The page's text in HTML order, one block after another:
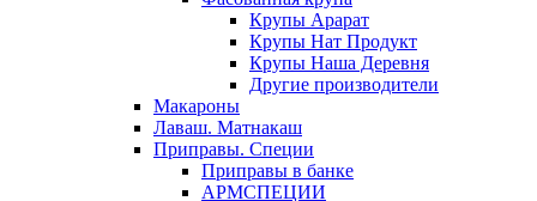
Крупы Арарат
Крупы Нат Продукт
Крупы Наша Деревня
Другие производители
Макароны
Лаваш. Матнакаш
Приправы. Специи
Приправы в банке
АРМСПЕЦИИ